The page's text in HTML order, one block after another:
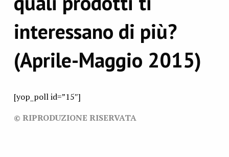
interessano di più?
(Aprile-Maggio 2015)
[yop_poll id=”15″]
© RIPRODUZIONE RISERVATA